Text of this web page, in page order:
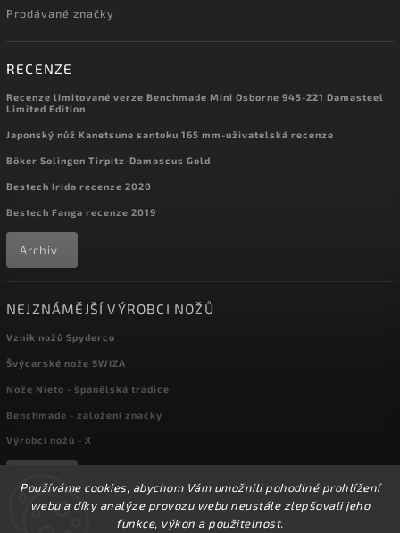
Používáme cookies, abychom Vám umožnili pohodlné prohlížení
webu a díky analýze provozu webu neustále zlepšovali jeho
funkce, výkon a použitelnost.
Prodávané značky
RECENZE
Recenze limitované verze Benchmade Mini Osborne 945-221 Damasteel
Limited Edition
Japonský nůž Kanetsune santoku 165 mm-uživatelská recenze
Böker Solingen Tirpitz-Damascus Gold
Bestech Irida recenze 2020
Bestech Fanga recenze 2019
Archiv
NEJZNÁMĚJŠÍ VÝROBCI NOŽŮ
Vznik nožů Spyderco
Švýcarské nože SWIZA
Nože Nieto - španělská tradice
Benchmade - založení značky
Výrobci nožů - X